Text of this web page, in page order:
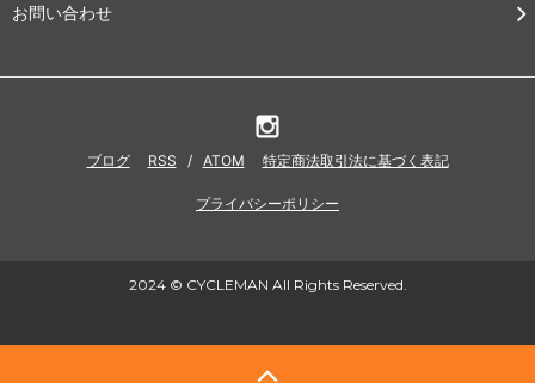
お問い合わせ
ブログ RSS / ATOM 特定商法取引法に基づく表記
プライバシーポリシー
2024 © CYCLEMAN All Rights Reserved.